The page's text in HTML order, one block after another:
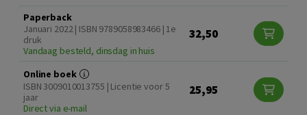
Paperback
Januari 2022 | ISBN 9789058983466 | 1e
druk
Vandaag besteld, dinsdag in huis
32,50
Online boek
ISBN 3009010013755 | Licentie voor 5
jaar
Direct via e-mail
25,95